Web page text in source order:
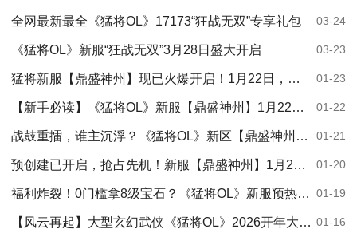
全网最新最全《猛将OL》17173“狂战无双”专享礼包 03-24
《猛将OL》新服“狂战无双”3月28日盛大开启 03-23
猛将新服【鼎盛神州】现已火爆开启！1月22日，这一刻，江湖因你而动！ 01-23
【新手必读】《猛将OL》新服【鼎盛神州】1月22日开启！ 01-22
战鼓重擂，谁主沉浮？《猛将OL》新区【鼎盛神州】1月22日荣耀降临！ 01-21
预创建已开启，抢占先机！新服【鼎盛神州】1月22日震撼来袭！ 01-20
福利炸裂！0门槛拿8级宝石？《猛将OL》新服预热活动开启，手慢无！ 01-19
【风云再起】大型玄幻武侠《猛将OL》2026开年大服1月22日盛世开启！ 01-16